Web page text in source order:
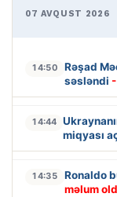
07 AVQUST 2026
14:50
Rəşad
səsləndi
14:44
miqyası
14:35 Ronaldo
məlum